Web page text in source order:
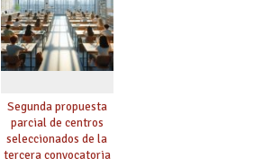
Segunda propuesta
parcial de centros
seleccionados de la
tercera convocatoria